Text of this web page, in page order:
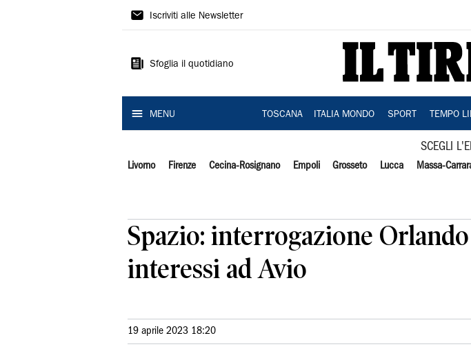
Il
Iscriviti alle Newsletter
Sfoglia il quotidiano
MENU TOSCANA ITALIA MONDO SPORT TEMPO
SCEGLI
Livorno Firenze Cecina-Rosignano Empoli Grosseto Lucca Massa-
Spazio: interrogazione
interessi ad Avio
19 aprile 2023 18:20